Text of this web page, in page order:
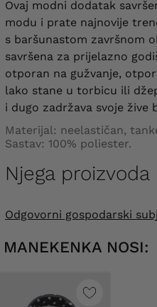
Ovaj modni dodatak
modu i prate najnovije
s baršunastom završnom
savršena za prijelazno
otporan na gužvanje,
lako stane u torbicu ili
i dugo zadržava svoje žive
Materijal: neelastičan,
Sastav: 100% poliester.
Njega proizvoda
Odgovorni gospodarski
MANEKENKA NOSI: